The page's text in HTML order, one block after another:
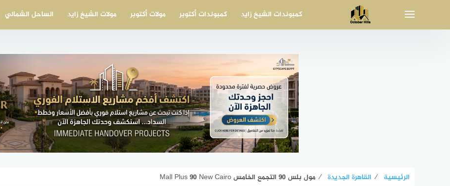
كمبوندات الشيخ زايد كمبوندات أكتوبر مولات أكتوبر مولات الشيخ زايد الساحل الشمالي
الرئيسية ⁄ القاهرة الجديدة ⁄ مول بلس 90 التجمع الخامس Mall Plus 90 New Cairo